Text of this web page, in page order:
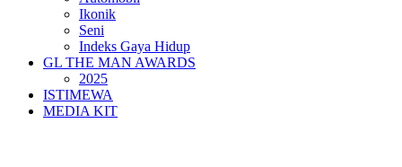
Ikonik
Seni
Indeks Gaya Hidup
GL THE MAN AWARDS
2025
ISTIMEWA
MEDIA KIT